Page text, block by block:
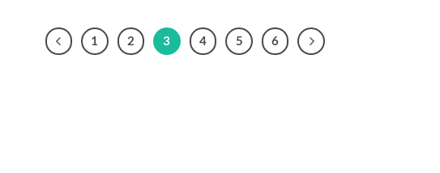
1 2 3 4 5 6